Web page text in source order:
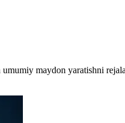
maydon yaratishni